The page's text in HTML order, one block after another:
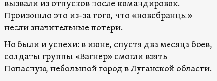
вызвали из отпусков после командировок.
Произошло это из-за того, что «новобранцы»
несли значительные потери.
Но были и успехи: в июне, спустя два месяца боев,
солдаты группы «Вагнер» смогли взять
Попасную, небольшой город в Луганской области.